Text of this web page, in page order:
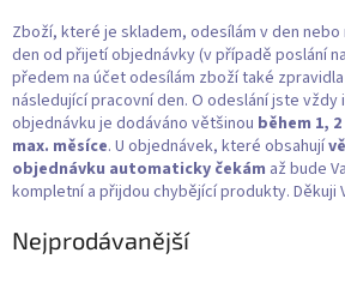
Zboží, které je skladem, odesílám v den nebo
den od přijetí objednávky (v případě poslání
předem na účet odesílám zboží také
následující pracovní den. O odeslání jste vždy
objednávku je dodáváno většinou během 1,
max. měsíce. U objednávek, které obsahují
objednávku automaticky čekám až bude
kompletní a přijdou chybějící produkty. Děkuji
Nejprodávanější